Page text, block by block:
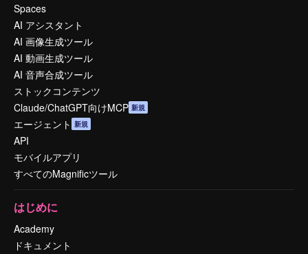
Spaces
AI アシスタント
AI 画像生成ツール
AI 動画生成ツール
AI 音声合成ツール
ストックコンテンツ
Claude/ChatGPT向けMCP 新規
エージェント 新規
API
モバイルアプリ
すべてのMagnificツール
はじめに
Academy
ドキュメント